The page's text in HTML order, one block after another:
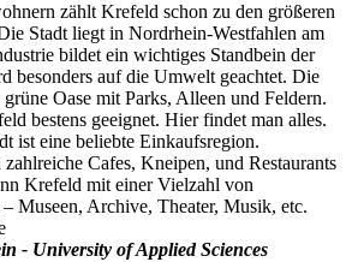
zählt Krefeld schon zu den größeren
Stadt liegt in Nordrhein-Westfahlen am
bildet ein wichtiges Standbein der
besonders auf die Umwelt geachtet. Die
Oase mit Parks, Alleen und Feldern.
bestens geeignet. Hier findet man alles.
ist eine beliebte Einkaufsregion.
Cafes, Kneipen, und Restaurants
Krefeld mit einer Vielzahl von
Museen, Archive, Theater, Musik, etc.
- University of Applied Sciences